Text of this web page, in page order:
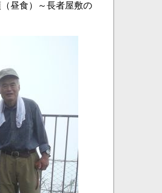
昼食）～長者屋敷の
武秩父駅